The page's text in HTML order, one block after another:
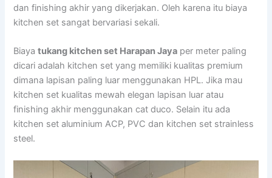
dan finishing akhir yang dikerjakan. Oleh karena itu biaya
kitchen set sangat bervariasi sekali.
Biayatukang kitchen set Harapan Jaya per meter paling
dicari adalah kitchen set yang memiliki kualitas premium
dimana lapisan paling luar menggunakan HPL. Jika mau
kitchen set kualitas mewah elegan lapisan luar atau
finishing akhir menggunakan cat duco. Selain itu ada
kitchen set aluminium ACP, PVC dan kitchen set strainless
steel.